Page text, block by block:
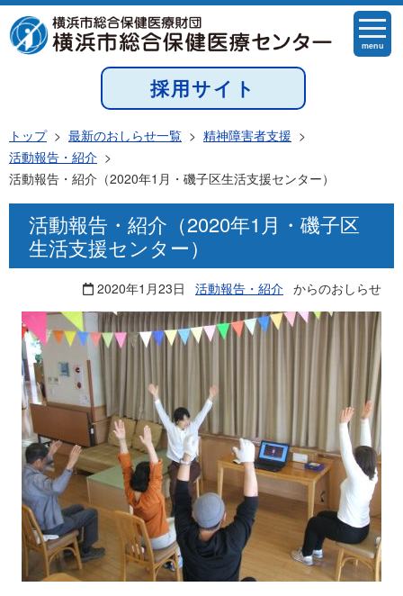
menu
採用サイト
トップ> 最新のおしらせ一覧 > 精神障害者支援 >
活動報告・紹介 >
活動報告・紹介（2020年1月・磯子区生活支援センター）
活動報告・紹介（2020年1月・磯子区
生活支援センター）
2020年1月23日 活動報告・紹介 からのおしらせ